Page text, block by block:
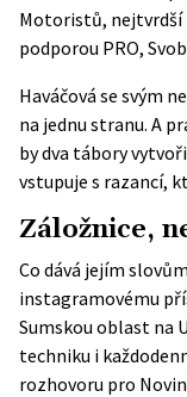
Motoristů, nejtvrdší
podporou PRO,
Haváčová se svým
na jednu stranu. A
by dva tábory
vstupuje s razancí,
Záložnice,
Co dává jejím
instagramovému
Sumskou oblast na
techniku i
rozhovoru pro